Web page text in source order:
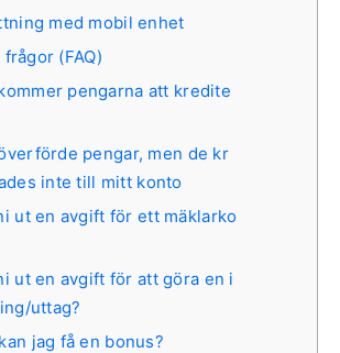
med mobil enhet
(FAQ)
pengarna att kredite
pengar, men de kr
inte till mitt konto
ut en avgift för ett mäklarko
ut en avgift för att göra en i
uttag?
jag få en bonus?